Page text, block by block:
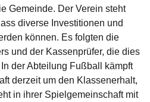
Gemeinde. Der Verein steht
diverse Investitionen und
können. Es folgten die
und der Kassenprüfer, die dies
der Abteilung Fußball kämpft
derzeit um den Klassenerhalt,
in ihrer Spielgemeinschaft mit